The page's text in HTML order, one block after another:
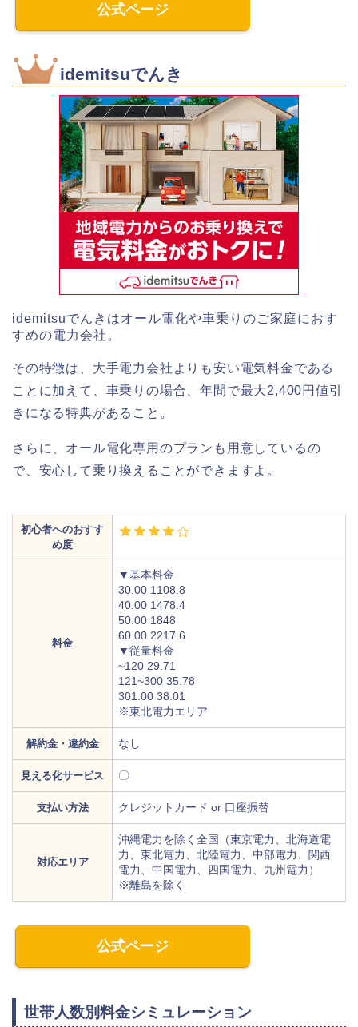
公式ページ
idemitsuでんき
idemitsuでんきはオール電化や車乗りのご家庭におす
すめの電力会社。
その特徴は、大手電力会社よりも安い電気料金である
ことに加えて、車乗りの場合、年間で最大2,400円値引
きになる特典があること。
さらに、オール電化専用のプランも用意しているの
で、安心して乗り換えることができますよ。
初心者へのおすす
め度
料金
▼基本料金
30.00 1108.8
40.00 1478.4
50.00 1848
60.00 2217.6
▼従量料金
~120 29.71
121~300 35.78
301.00 38.01
※東北電力エリア
解約金・違約金 なし
見える化サービス 〇
支払い方法 クレジットカード or 口座振替
対応エリア
沖縄電力を除く全国（東京電力、北海道電
力、東北電力、北陸電力、中部電力、関西
電力、中国電力、四国電力、九州電力）
※離島を除く
公式ページ
世帯人数別料金シミュレーション